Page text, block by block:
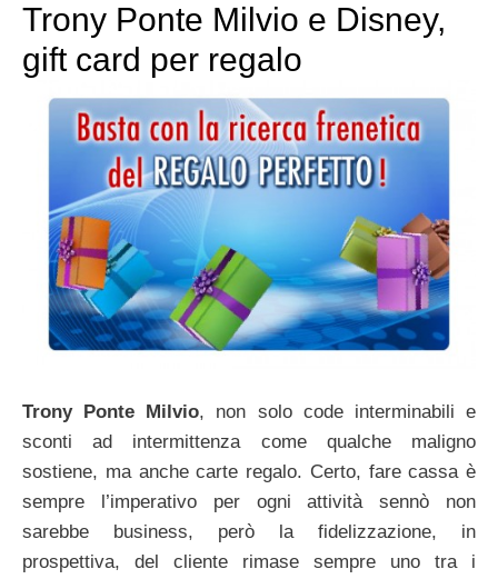
Trony Ponte Milvio e Disney,
gift card per regalo
Trony Ponte Milvio, non solo code interminabili e
sconti ad intermittenza come qualche maligno
sostiene, ma anche carte regalo. Certo, fare cassa è
sempre l’imperativo per ogni attività sennò non
sarebbe business, però la fidelizzazione, in
prospettiva, del cliente rimase sempre uno tra i